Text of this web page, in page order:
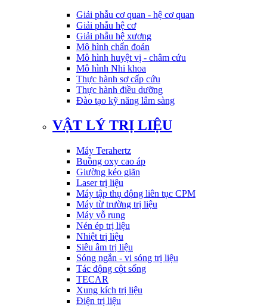
Giải phẫu cơ quan - hệ cơ quan
Giải phẫu hệ cơ
Giải phẫu hệ xương
Mô hình chẩn đoán
Mô hình huyệt vị - châm cứu
Mô hình Nhi khoa
Thực hành sơ cấp cứu
Thực hành điều dưỡng
Đào tạo kỹ năng lâm sàng
VẬT LÝ TRỊ LIỆU
Máy Terahertz
Buồng oxy cao áp
Giường kéo giãn
Laser trị liệu
Máy tập thụ động liên tục CPM
Máy từ trường trị liệu
Máy vỗ rung
Nén ép trị liệu
Nhiệt trị liệu
Siêu âm trị liệu
Sóng ngắn - vi sóng trị liệu
Tác động cột sống
TECAR
Xung kích trị liệu
Điện trị liệu